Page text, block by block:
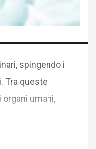
spingendo i
Tra queste
organi umani,